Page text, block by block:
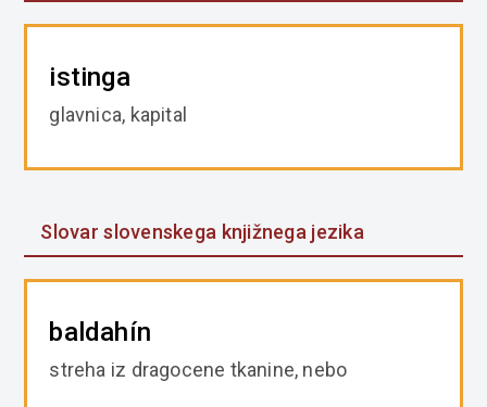
istinga
glavnica, kapital
Slovar slovenskega knjižnega jezika
baldahín
streha iz dragocene tkanine, nebo